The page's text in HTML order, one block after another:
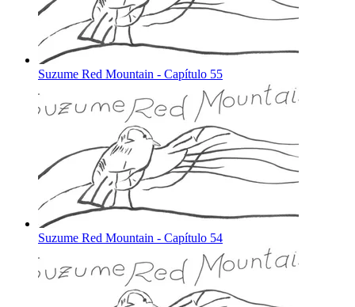
Suzume Red Mountain - Capítulo 55
Suzume Red Mountain - Capítulo 54